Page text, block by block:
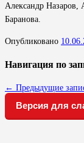
Александр Назаров,
Баранова.
Опубликовано
Навигация по
← Предыдущие
Версия для